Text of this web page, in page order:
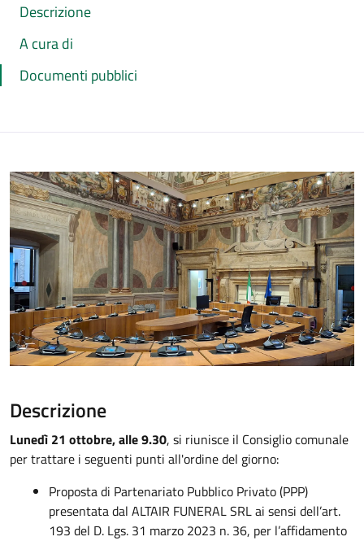
Descrizione
A cura di
Documenti pubblici
Descrizione
Lunedì 21 ottobre, alle 9.30, si riunisce il Consiglio comunale
per trattare i seguenti punti all'ordine del giorno:
Proposta di Partenariato Pubblico Privato (PPP)
presentata dal ALTAIR FUNERAL SRL ai sensi dell’art.
193 del D. Lgs. 31 marzo 2023 n. 36, per l’affidamento